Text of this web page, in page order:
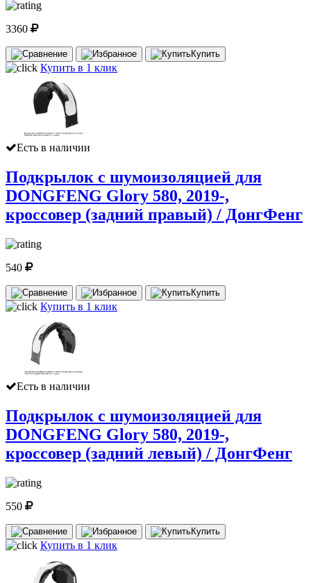
3360
Купить
Купить в 1 клик
Есть в наличии
Подкрылок с шумоизоляцией для
DONGFENG Glory 580, 2019-,
кроссовер (задний правый) / ДонгФенг
540
Купить
Купить в 1 клик
Есть в наличии
Подкрылок с шумоизоляцией для
DONGFENG Glory 580, 2019-,
кроссовер (задний левый) / ДонгФенг
550
Купить
Купить в 1 клик